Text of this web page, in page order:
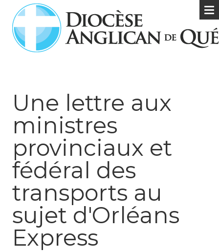
Une lettre aux
ministres
provinciaux et
fédéral des
transports au
sujet d'Orléans
Express